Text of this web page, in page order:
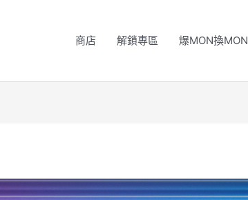
商店 解鎖專區 爆MON換MON